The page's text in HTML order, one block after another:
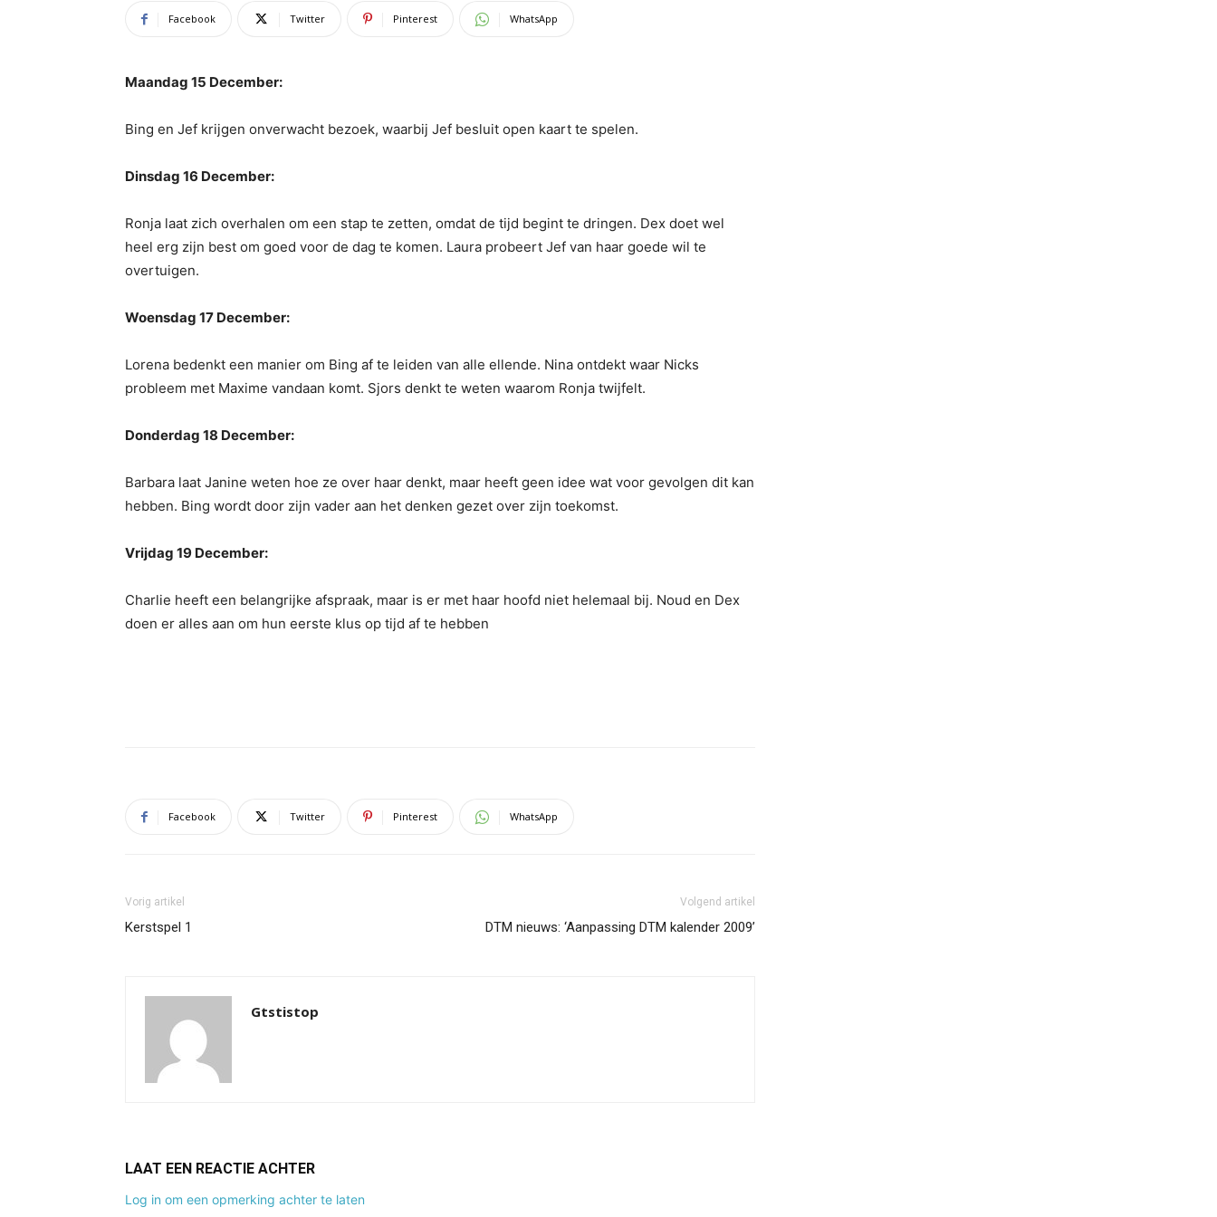
Facebook Twitter Pinterest WhatsApp
Maandag 15 December:
Bing en Jef krijgen onverwacht bezoek, waarbij Jef besluit open kaart te spelen.
Dinsdag 16 December:
Ronja laat zich overhalen om een stap te zetten, omdat de tijd begint te dringen. Dex doet wel
heel erg zijn best om goed voor de dag te komen. Laura probeert Jef van haar goede wil te
overtuigen.
Woensdag 17 December:
Lorena bedenkt een manier om Bing af te leiden van alle ellende. Nina ontdekt waar Nicks
probleem met Maxime vandaan komt. Sjors denkt te weten waarom Ronja twijfelt.
Donderdag 18 December:
Barbara laat Janine weten hoe ze over haar denkt, maar heeft geen idee wat voor gevolgen dit kan
hebben. Bing wordt door zijn vader aan het denken gezet over zijn toekomst.
Vrijdag 19 December:
Charlie heeft een belangrijke afspraak, maar is er met haar hoofd niet helemaal bij. Noud en Dex
doen er alles aan om hun eerste klus op tijd af te hebben
Facebook Twitter Pinterest WhatsApp
Vorig artikel
Kerstspel 1
Volgend artikel
DTM nieuws: ‘Aanpassing DTM kalender 2009’
Gtstistop
LAAT EEN REACTIE ACHTER
Log in om een opmerking achter te laten